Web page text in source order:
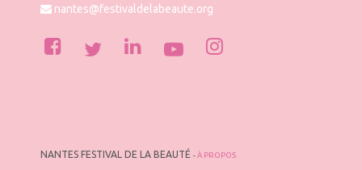
nantes@festivaldelabeaute.org
NANTES FESTIVAL DE LA BEAUTÉ -À PROPOS